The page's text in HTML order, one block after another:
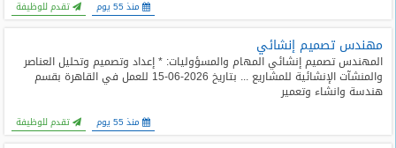
منذ 55 يوم تقدم للوظيفة
مهندس تصميم إنشائي
المهندس تصميم إنشائي المهام والمسؤوليات: * إعداد وتصميم وتحليل العناصر
والمنشآت الإنشائية للمشاريع ... بتاريخ 2026-06-15 للعمل في القاهرة بقسم
هندسة وانشاء وتعمير
منذ 55 يوم تقدم للوظيفة